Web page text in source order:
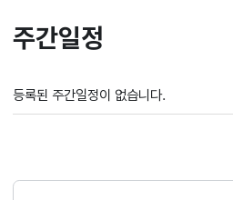
주간일정
등록된 주간일정이 없습니다.